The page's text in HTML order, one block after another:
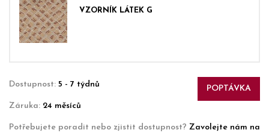
VZORNÍK LÁTEK G
POPTÁVKA
Dostupnost: 5 - 7 týdnů
Záruka: 24 měsíců
Potřebujete poradit nebo zjistit dostupnost? Zavolejte nám na